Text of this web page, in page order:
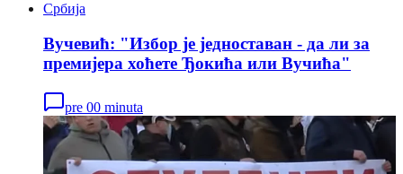
Србија
Вучевић: "Избор је једноставан - да ли за
премијера хоћете Ђокића или Вучића"
pre 00 minuta